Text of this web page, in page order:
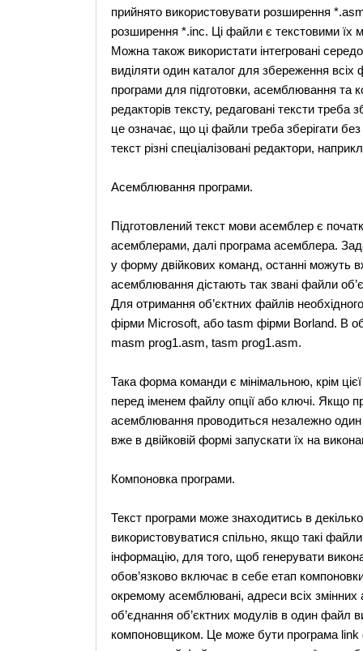
прийнято використовувати розширення
розширення *.inc. Ці файли є текстовими їх
Можна також використати інтегровані
виділяти один каталог для збереження всіх
програми для підготовки, асемблювання та
редакторів тексту, редаговані тексти треба
це означає, що ці файли треба зберігати
текст різні спеціалізовані редактори,
Асемблювання програми.
Підготовлений текст мови асемблер є
асемблерами, далі програма асемблера.
у форму двійкових команд, останні можуть
асемблювання дістають так звані файли
Для отримання об’єктних файлів
фірми Microsoft, або tasm фірми Borland. В
masm prog1.asm, tasm prog1.asm.
Така форма команди є мінімальною, крім
перед іменем файлу опції або ключі. Якщо
асемблювання проводиться незалежно один
вже в двійковій формі запускати їх на
Компоновка програми.
Текст програми може знаходитись в
використовуватися спільно, якщо такі
інформацію, для того, щоб генерувати
обов’язково включає в себе етап
окремому асемблювані, адреси всіх
об’єднання об’єктних модулів в один файл
компоновщиком. Це може бути програма